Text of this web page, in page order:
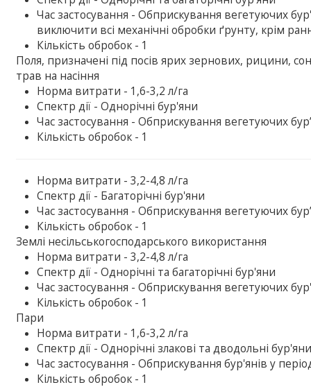
Час застосування - Обприскування вегетуючих
виключити всі механічні обробки ґрунту, крім
Кількість обробок - 1
Поля, призначені під посів ярих зернових, рицини,
трав на насіння
Норма витрати - 1,6-3,2 л/га
Спектр дії - Однорічні бур'яни
Час застосування - Обприскування вегетуючих
Кількість обробок - 1
Норма витрати - 3,2-4,8 л/га
Спектр дії - Багаторічні бур'яни
Час застосування - Обприскування вегетуючих
Кількість обробок - 1
Землі несільськогосподарського використання
Норма витрати - 3,2-4,8 л/га
Спектр дії - Однорічні та багаторічні бур'яни
Час застосування - Обприскування вегетуючих
Кількість обробок - 1
Пари
Норма витрати - 1,6-3,2 л/га
Спектр дії - Однорічні злакові та дводольні
Час застосування - Обприскування бур'янів у
Кількість обробок - 1